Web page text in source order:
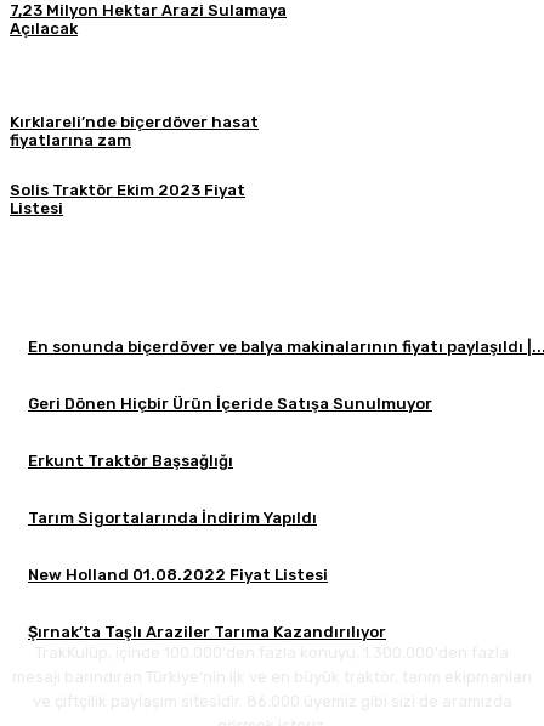
7,23 Milyon Hektar Arazi Sulamaya
Açılacak
Kırklareli’nde biçerdöver hasat
fiyatlarına zam
Solis Traktör Ekim 2023 Fiyat
Listesi
En sonunda biçerdöver ve balya makinalarının fiyatı paylaşıldı
Geri Dönen Hiçbir Ürün İçeride Satışa Sunulmuyor
Erkunt Traktör Başsağlığı
Tarım Sigortalarında İndirim Yapıldı
New Holland 01.08.2022 Fiyat Listesi
Şırnak’ta Taşlı Araziler Tarıma Kazandırılıyor